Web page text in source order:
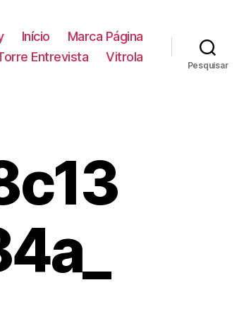
Início
Marca Página
Entrevista Vitrola
Pesquisar